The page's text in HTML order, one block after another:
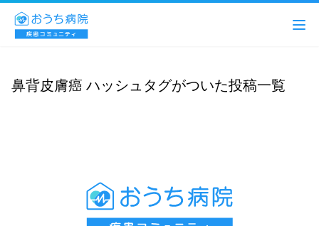
鼻背皮膚癌 ハッシュタグがついた投稿一覧